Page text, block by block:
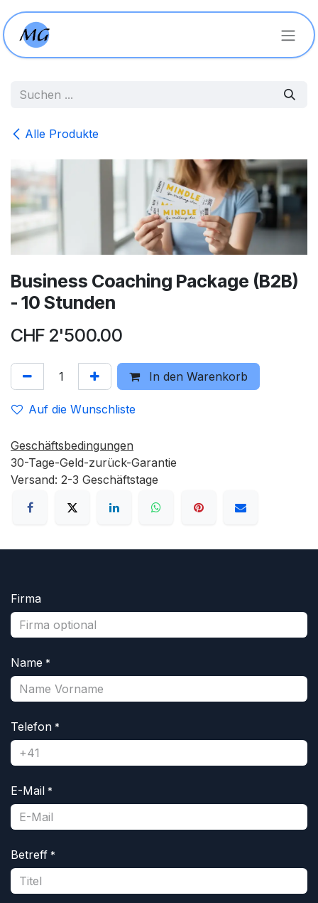
Zum Inhalt springen
Alle Produkte
Business Coaching Package (B2B)
- 10 Stunden
CHF 2'500.00
In den Warenkorb
Auf die Wunschliste
Geschäftsbedingungen
30-Tage-Geld-zurück-Garantie
Versand: 2-3 Geschäftstage
Firma
Name *
Telefon *
E-Mail *
Betreff *